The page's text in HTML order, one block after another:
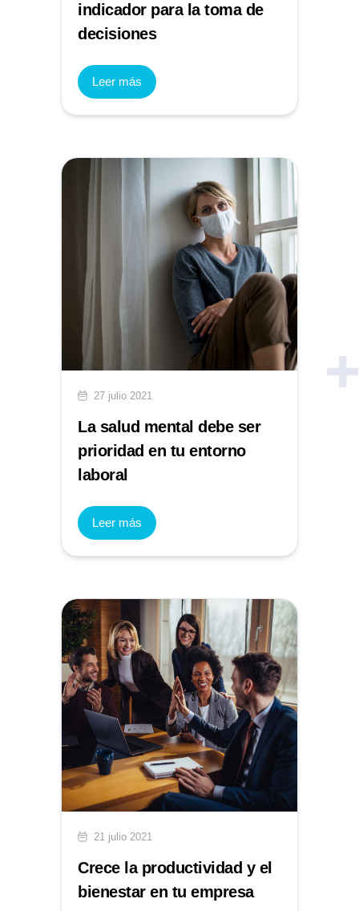
indicador para la toma de
decisiones
Leer más
27 julio 2021
La salud mental debe ser
prioridad en tu entorno
laboral
Leer más
21 julio 2021
Crece la productividad y el
bienestar en tu empresa